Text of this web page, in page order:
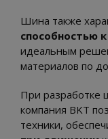
Шина также
способностью
идеальным
материалов по
При разработке
компания BKT
техники,